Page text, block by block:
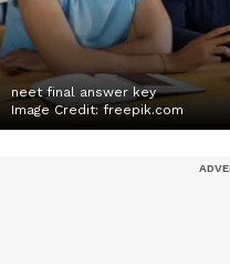
neet final answer key
Image Credit: freepik.com